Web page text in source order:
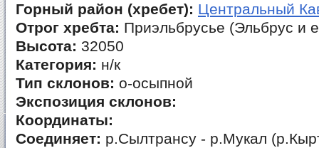
Горный район (хребет): Центральный
Отрог хребта: Приэльбрусье (Эльбрус и
Высота: 32050
Категория: н/к
Тип склонов: о-осыпной
Экспозиция склонов:
Координаты:
Соединяет: р.Сылтрансу - р.Мукал